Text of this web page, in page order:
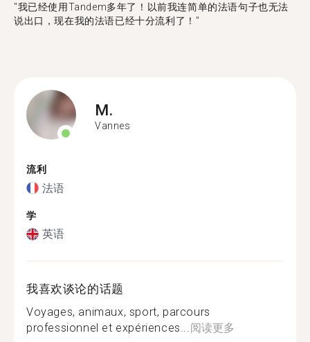
"​​我已经使用Tandem多年了！以前我连简单的法语句子也无法
说出口，现在我的法语已经十分流利了！"
M.
Vannes
流利
法语
学
英语
我喜欢谈论的话题
Voyages, animaux, sport, parcours
professionnel et expériences...阅读更多